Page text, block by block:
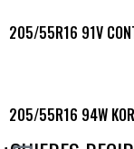
205/55R16 91V
205/55R16 94W